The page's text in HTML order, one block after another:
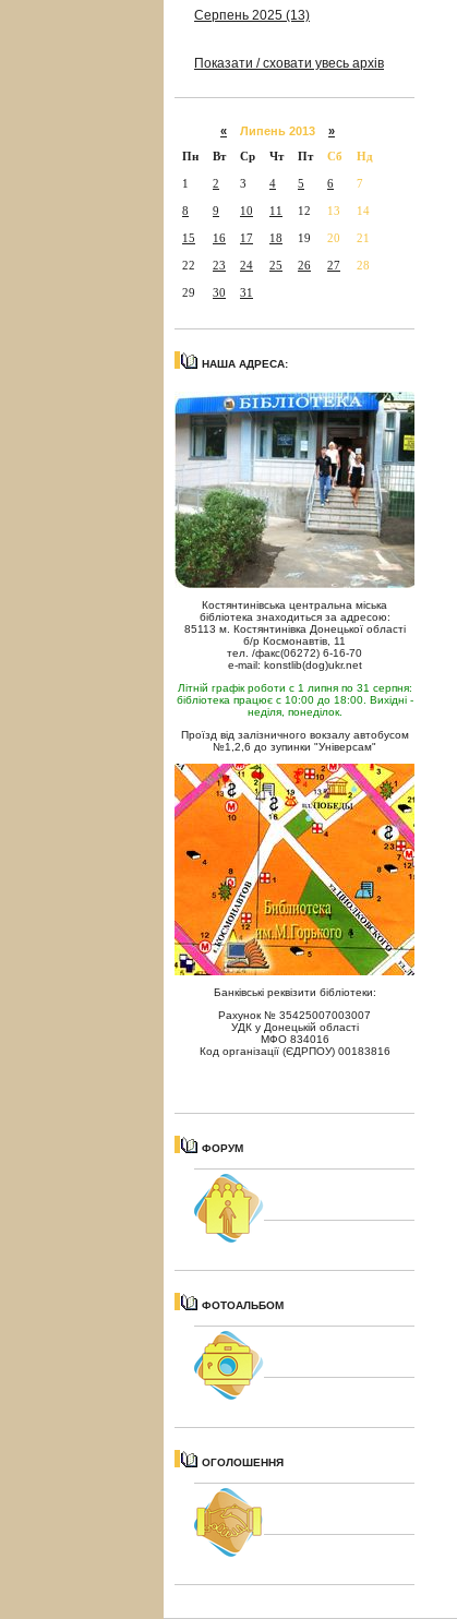
Серпень 2025 (13)
Показати / сховати увесь архів
« Липень 2013 »
Пн
Вт Ср Чт Пт Сб Нд
1 2 3 4 5 6 7
8 9 10 11 12 13 14
15 16 17 18 19 20 21
22 23 24 25 26 27 28
29 30 31
НАША АДРЕСА:
Костянтинівська центральна міська
бібліотека знаходиться за адресою:
85113 м. Костянтинівка Донецької області
б/р Космонавтів, 11
тел. /факс(06272) 6-16-70
e-mail: konstlib(dog)ukr.net
Літній графік роботи с 1 липня по 31 серпня:
бібліотека працює с 10:00 до 18:00. Вихідні -
неділя, понеділок.
Проїзд від залізничного вокзалу автобусом
№1,2,6 до зупинки "Універсам"
Банківські реквізити бібліотеки:
Рахунок № 35425007003007
УДК у Донецькій області
МФО 834016
Код організації (ЄДРПОУ) 00183816
ФОРУМ
ФОТОАЛЬБОМ
ОГОЛОШЕННЯ